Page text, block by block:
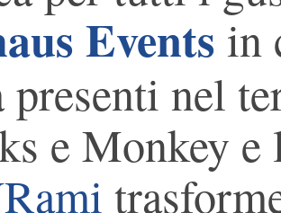
Events in
presenti nel
e Monkey e